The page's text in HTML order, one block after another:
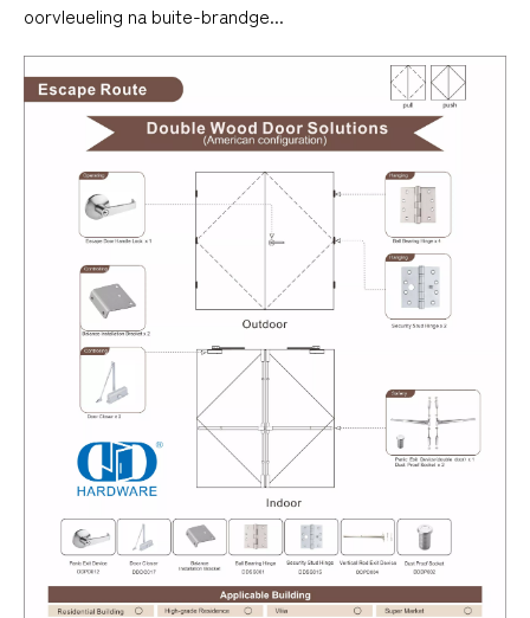
oorvleueling na buite-brandge...